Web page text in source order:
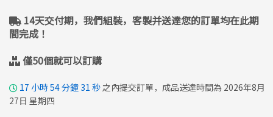
14天交付期，我們組裝，客製并送達您的訂單均在此期
間完成！
僅50個就可以訂購
17 小時54分鐘30 秒 之內提交訂單，成品送達時間為 2026年8月
27日 星期四